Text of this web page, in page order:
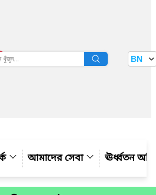
তথ্য বাতায়ন BN
আমাদের সেবা ঊর্ধ্বতন